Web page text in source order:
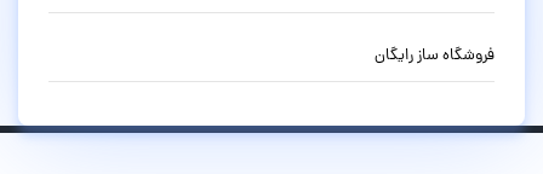
فروشگاه ساز رایگان